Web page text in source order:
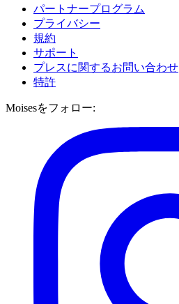
パートナープログラム
プライバシー
規約
サポート
プレスに関するお問い合わせ
特許
Moisesをフォロー: